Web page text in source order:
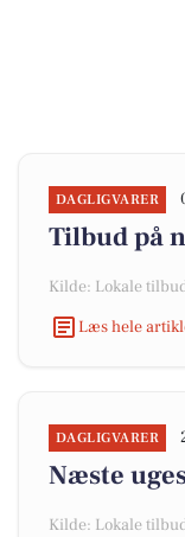
DAGLIGVARER
Tilbud på
Kilde: Lokale
Læs hele
DAGLIGVARER
Næste
Kilde: Lokale